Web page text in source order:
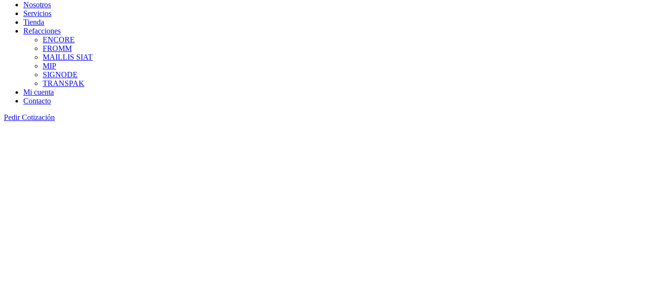
Nosotros
Servicios
Tienda
Refacciones
ENCORE
FROMM
MAILLIS SIAT
MIP
SIGNODE
TRANSPAK
Mi cuenta
Contacto
Pedir Cotización